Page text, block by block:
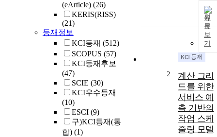
(eArticle) (26)
KERIS(RISS)
(21)
등재정보
KCI등재 (512)
SCOPUS (57)
KCI등재후보
(47)
SCIE (30)
KCI우수등재
(10)
ESCI (9)
구)KCI등재(통
합) (1)
원
문
보
기
2
계산 그리
드를 위한
서비스 예
측 기반의
작업 스케
줄링 모델